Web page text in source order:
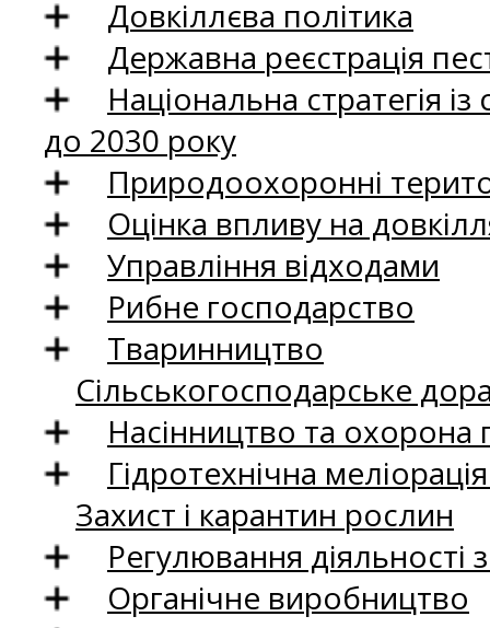
Довкіллєва політика
Державна реєстрація
Національна стратегія
до 2030 року
Природоохоронні
Оцінка впливу на
Управління відходами
Рибне господарство
Тваринництво
Сільськогосподарське
Насінництво та
Гідротехнічна
Захист і карантин рослин
Регулювання
Органічне виробництво